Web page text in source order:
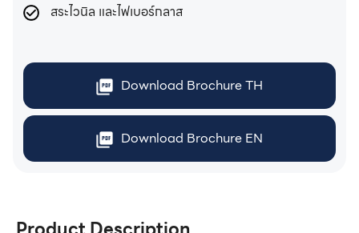
สระไวนิล และไฟเบอร์กลาส
Download Brochure TH
Download Brochure EN